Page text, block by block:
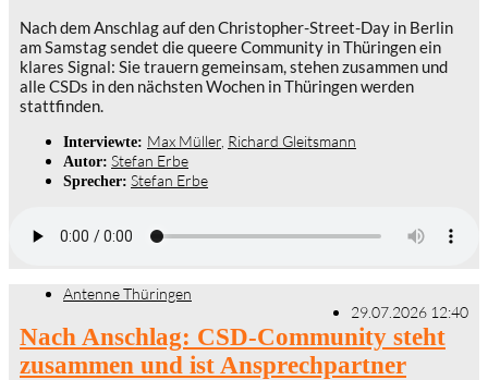
Nach dem Anschlag auf den Christopher-Street-Day in Berlin
am Samstag sendet die queere Community in Thüringen ein
klares Signal: Sie trauern gemeinsam, stehen zusammen und
alle CSDs in den nächsten Wochen in Thüringen werden
stattfinden.
Interviewte: Max Müller Richard Gleitsmann
Autor: Stefan Erbe
Sprecher: Stefan Erbe
Antenne Thüringen
29.07.2026 12:40
Nach Anschlag: CSD-Community steht
zusammen und ist Ansprechpartner